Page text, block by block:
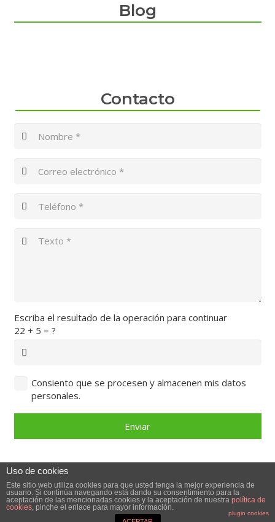
Blog
Contacto
Escriba el resultado de la operación para continuar
22 + 5 = ?
Consiento que se procesen y almacenen mis datos
personales.
Enviar
Sástago, Polígono Industrial número 1, 50780 Sástago,
Zaragoza (Spain). +34 976 17 86 35
Uso de cookies
Este sitio web utiliza cookies para que usted tenga la mejor experiencia de
usuario. Si continúa navegando está dando su consentimiento para la
aceptación de las mencionadas cookies y la aceptación de nuestra política de
cookies, pinche el enlace para mayor información.
plugin cookies